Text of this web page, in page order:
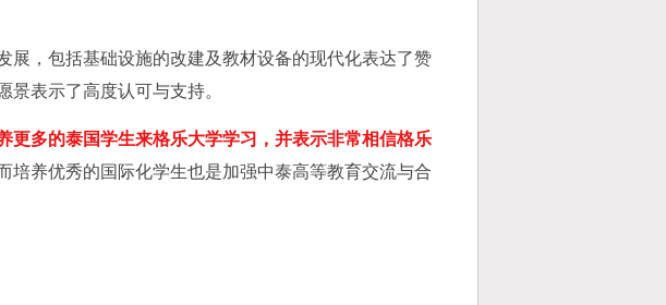
展，包括基础设施的改建及教材设备的现代化表达了赞
景表示了高度认可与支持。
更多的泰国学生来格乐大学学习，并表示非常相信格乐
培养优秀的国际化学生也是加强中泰高等教育交流与合